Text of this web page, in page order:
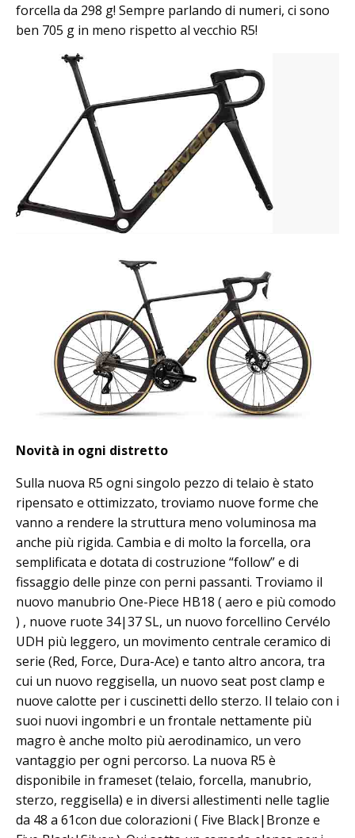
forcella da 298 g! Sempre parlando di numeri, ci sono
ben 705 g in meno rispetto al vecchio R5!
Novità in ogni distretto
Sulla nuova R5 ogni singolo pezzo di telaio è stato
ripensato e ottimizzato, troviamo nuove forme che
vanno a rendere la struttura meno voluminosa ma
anche più rigida. Cambia e di molto la forcella, ora
semplificata e dotata di costruzione “follow” e di
fissaggio delle pinze con perni passanti. Troviamo il
nuovo manubrio One-Piece HB18 ( aero e più comodo
) , nuove ruote 34|37 SL, un nuovo forcellino Cervélo
UDH più leggero, un movimento centrale ceramico di
serie (Red, Force, Dura-Ace) e tanto altro ancora, tra
cui un nuovo reggisella, un nuovo seat post clamp e
nuove calotte per i cuscinetti dello sterzo. Il telaio con i
suoi nuovi ingombri e un frontale nettamente più
magro è anche molto più aerodinamico, un vero
vantaggio per ogni percorso. La nuova R5 è
disponibile in frameset (telaio, forcella, manubrio,
sterzo, reggisella) e in diversi allestimenti nelle taglie
da 48 a 61con due colorazioni ( Five Black|Bronze e